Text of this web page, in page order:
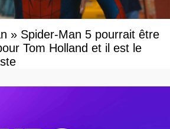
» Spider-Man 5 pourrait être
Tom Holland et il est le